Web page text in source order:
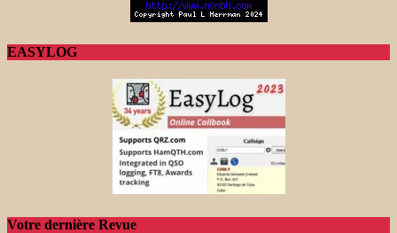
EASYLOG
Votre dernière Revue